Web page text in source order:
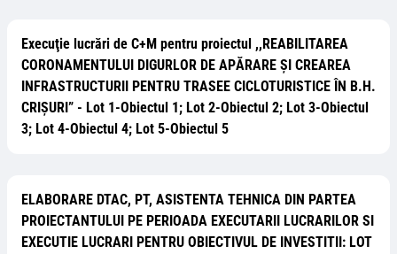
Execuţie lucrări de C+M pentru proiectul ,,REABILITAREA
CORONAMENTULUI DIGURLOR DE APĂRARE ȘI CREAREA
INFRASTRUCTURII PENTRU TRASEE CICLOTURISTICE ÎN B.H.
CRIȘURI” - Lot 1-Obiectul 1; Lot 2-Obiectul 2; Lot 3-Obiectul
3; Lot 4-Obiectul 4; Lot 5-Obiectul 5
ELABORARE DTAC, PT, ASISTENTA TEHNICA DIN PARTEA
PROIECTANTULUI PE PERIOADA EXECUTARII LUCRARILOR SI
EXECUTIE LUCRARI PENTRU OBIECTIVUL DE INVESTITII: LOT